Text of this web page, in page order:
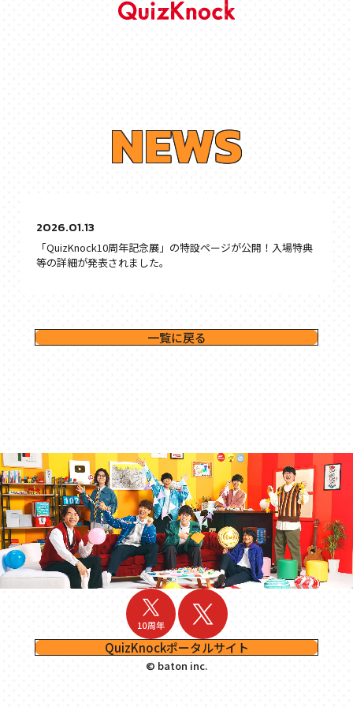
NEWS
2026.01.13
「QuizKnock10周年記念展」の特設ページが公開！入場特典
等の詳細が発表されました。
一覧に戻る
QuizKnockポータルサイト
© baton inc.